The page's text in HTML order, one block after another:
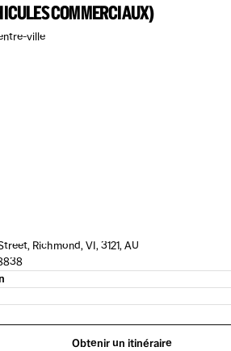
COMMERCIAUX)
ville
Richmond, VI, 3121, AU
Obtenir un itinéraire